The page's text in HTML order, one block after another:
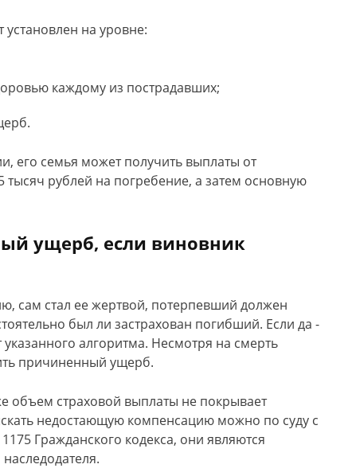
на уровне:
каждому из пострадавших;
его семья может получить выплаты от
рублей на погребение, а затем основную
ущерб, если виновник
сам стал ее жертвой, потерпевший должен
был ли застрахован погибший. Если да -
алгоритма. Несмотря на смерть
причиненный ущерб.
объем страховой выплаты не покрывает
недостающую компенсацию можно по суду с
Гражданского кодекса, они являются